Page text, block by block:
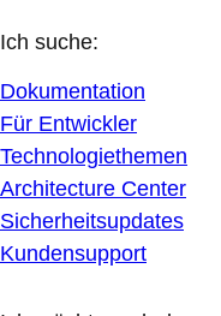
Ich suche:
Dokumentation
Für Entwickler
Technologiethemen
Architecture Center
Sicherheitsupdates
Kundensupport